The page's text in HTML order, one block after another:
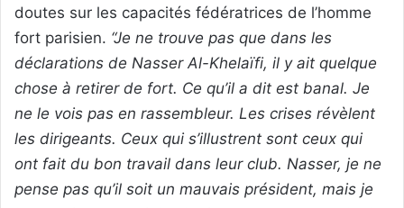
doutes sur les capacités fédératrices de l’homme
fort parisien. “Je ne trouve pas que dans les
déclarations de Nasser Al-Khelaïfi, il y ait quelque
chose à retirer de fort. Ce qu’il a dit est banal. Je
ne le vois pas en rassembleur. Les crises révèlent
les dirigeants. Ceux qui s’illustrent sont ceux qui
ont fait du bon travail dans leur club. Nasser, je ne
pense pas qu’il soit un mauvais président, mais je